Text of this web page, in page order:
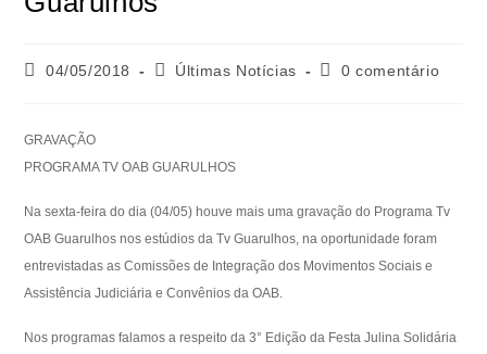
04/05/2018 Últimas Notícias 0 comentário
GRAVAÇÃO
PROGRAMA TV OAB GUARULHOS
Na sexta-feira do dia (04/05) houve mais uma gravação do Programa Tv
OAB Guarulhos nos estúdios da Tv Guarulhos, na oportunidade foram
entrevistadas as Comissões de Integração dos Movimentos Sociais e
Assistência Judiciária e Convênios da OAB.
Nos programas falamos a respeito da 3° Edição da Festa Julina Solidária